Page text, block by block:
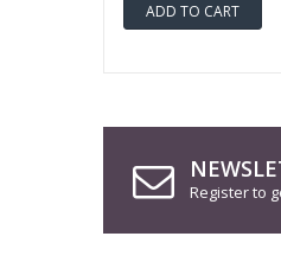
ADD TO CART
Register to